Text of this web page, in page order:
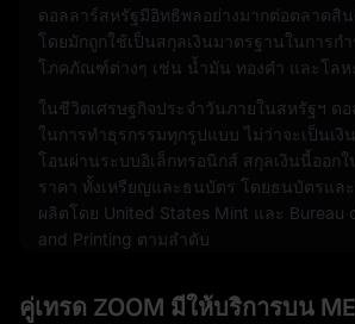
ดอลลาร์สหรัฐมีอิทธิพลอย่างมากต่อตลาด
โดยมักถูกใช้เป็นสกุลเงินมาตรฐานในการก
โภคภัณฑ์ต่างๆ เช่น น้ำมัน ทองคำ และโลห
ในชีวิตเศรษฐกิจประจำวันภายในสหรัฐฯ ด
ในการทำธุรกรรมทุกรูปแบบ ไม่ว่าจะเป็นเงิ
โอนผ่านระบบอิเล็กทรอนิกส์ สกุลเงินนี้ออก
ราคา ทั้งเหรียญและธนบัตร โดยธนบัตรแล
ผลิตโดย United States Mint และ Bureau
and Printing ตามลำดับ
เศรษฐกิจดิจิทัล โดยเป็นสกุลเงินที่มีการซื้อข
คู่เทรด ZOOM มีให้บริการบน